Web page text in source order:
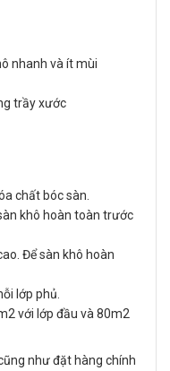
nhanh và ít mùi
trầy xước
chất bóc sàn.
khô hoàn toàn trước
Để sàn khô hoàn
lớp phủ.
với lớp đầu và 80m2
như đặt hàng chính